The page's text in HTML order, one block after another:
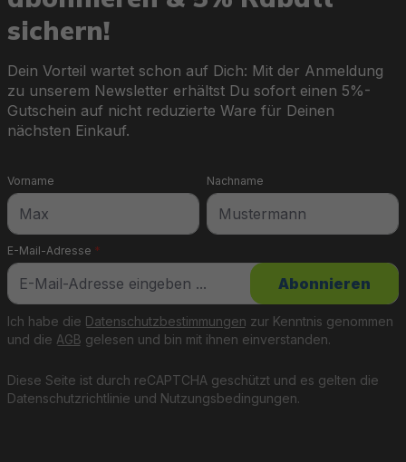
sichern!
Dein Vorteil wartet schon auf Dich: Mit der Anmeldung
zu unserem Newsletter erhältst Du sofort einen 5%-
Gutschein auf nicht reduzierte Ware für Deinen
nächsten Einkauf.
E-Mail-Adresse *
Vorname Nachname
Diese Seite ist durch reCAPTCHA geschützt und es gelten die
Datenschutzrichtlinie und Nutzungsbedingungen.
Ich habe die Datenschutzbestimmungen zur Kenntnis genommen
und die AGB gelesen und bin mit ihnen einverstanden.
Abonnieren